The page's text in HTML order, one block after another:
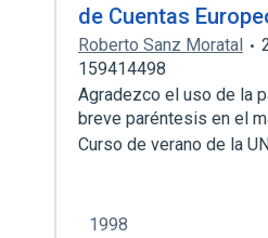
de Cuentas
Roberto Sanz Moratal
159414498
Agradezco el uso de la
breve paréntesis en el
Curso de verano de la
1998